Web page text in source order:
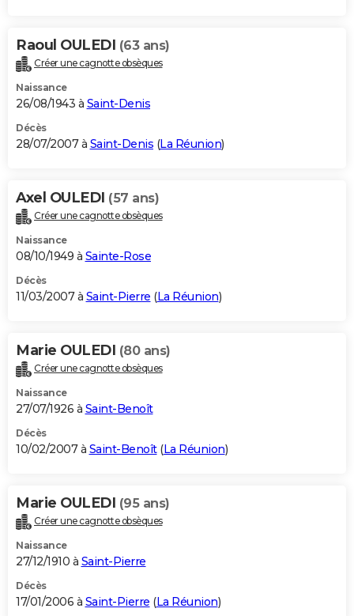
Raoul OULEDI (63 ans)
Créer une cagnotte obsèques
Naissance
26/08/1943 à Saint-Denis
Décès
28/07/2007 à Saint-Denis (La Réunion)
Axel OULEDI (57 ans)
Créer une cagnotte obsèques
Naissance
08/10/1949 à Sainte-Rose
Décès
11/03/2007 à Saint-Pierre (La Réunion)
Marie OULEDI (80 ans)
Créer une cagnotte obsèques
Naissance
27/07/1926 à Saint-Benoît
Décès
10/02/2007 à Saint-Benoît(La Réunion)
Marie OULEDI (95 ans)
Créer une cagnotte obsèques
Naissance
27/12/1910 à Saint-Pierre
Décès
17/01/2006 à Saint-Pierre (La Réunion)